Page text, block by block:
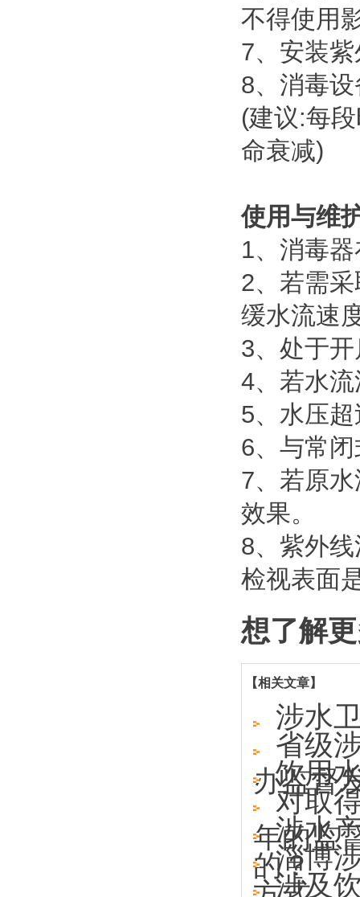
不得使用
7、安装
8、消毒
(建议:每
命衰减)
使用与维
1、消毒
2、若需
缓水流速
3、处于
4、若水
5、水压
6、与常
7、若原
效果。
8、紫外
检视表面
想了解
【相关文章】
涉水
省级
办监督
饮用
对取
年的监
涉水
的？
淄博
涉及